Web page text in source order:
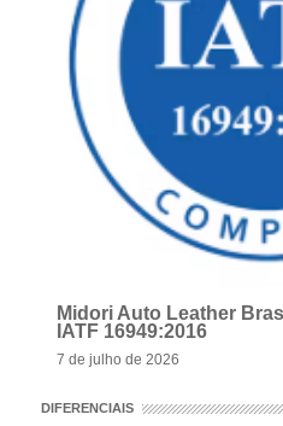
Midori Auto Leather
IATF 16949:2016
7 de julho de 2026
DIFERENCIAIS